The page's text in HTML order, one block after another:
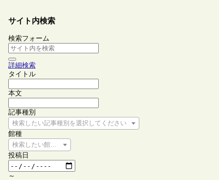
サイト内検索
検索フォーム
詳細検索
タイトル
本文
記事種別
検索したい記事種別を選択してください
館種
検索したい館種を選択してください
投稿日
～